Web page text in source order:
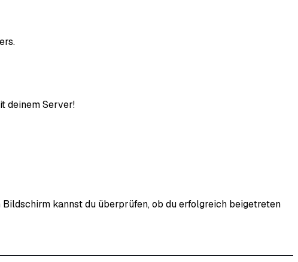
deinem Server!
kannst du überprüfen, ob du erfolgreich beigetreten